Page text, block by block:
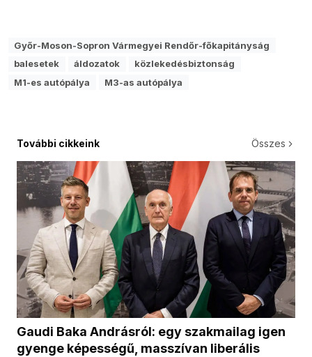
Győr-Moson-Sopron Vármegyei Rendőr-főkapitányság
balesetek
áldozatok
közlekedésbiztonság
M1-es autópálya
M3-as autópálya
További cikkeink Összes
Gaudi Baka Andrásról: egy szakmailag igen
gyenge képességű, masszívan liberális